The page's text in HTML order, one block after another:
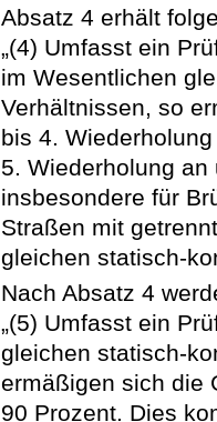
Absatz 4 erhält
„(4) Umfasst ein
im Wesentlichen
Verhältnissen, so
bis 4.
5. Wiederholung
insbesondere für
Straßen mit
gleichen statisch-
Nach Absatz 4
„(5) Umfasst ein
gleichen statisch-
ermäßigen sich die
90 Prozent. Dies